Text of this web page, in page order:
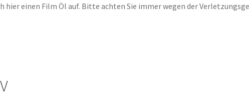
hier einen Film Öl auf. Bitte achten Sie immer wegen der